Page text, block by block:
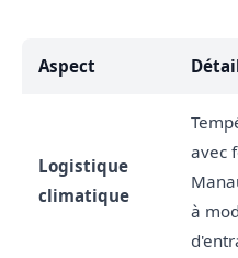
Aspect
Logistique
climatique
avec
à